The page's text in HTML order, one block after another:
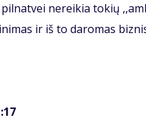
nereikia tokių
ir iš to daromas